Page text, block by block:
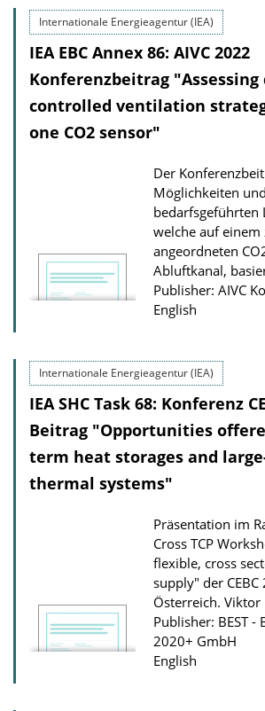
Internationale Energieagentur (IEA)
IEA EBC Annex 86: AIVC 2022
Konferenzbeitrag "Assessing
controlled ventilation
one CO2 sensor"
Der
Möglichkeiten
bedarfs­geführten
welche auf einem
angeordneten
Abluftkanal,
Publisher: AIVC
English
Internationale Energieagentur (IEA)
IEA SHC Task 68: Konferenz
Beitrag "Opportunities
term heat storages and
thermal systems"
Präsentation im
Cross TCP
flexible, cross
supply" der CEBC
Österreich. Viktor
Publisher: BEST -
2020+ GmbH
English